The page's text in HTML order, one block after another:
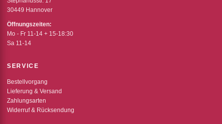
30449 Hannover
Öffnungszeiten:
Mo - Fr 11-14 + 15-18:30
Sa 11-14
SERVICE
Bestellvorgang
Lieferung & Versand
Zahlungsarten
Widerruf & Rücksendung